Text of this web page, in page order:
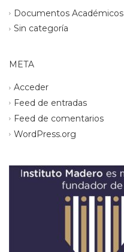
Documentos Académicos
Sin categoría
META
Acceder
Feed de entradas
Feed de comentarios
WordPress.org